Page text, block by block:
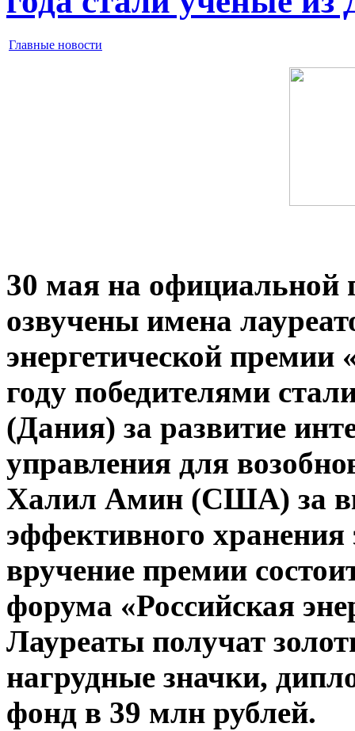
Главные новости
30 мая на официальной
озвучены имена
энергетической премии
году победителями
(Дания) за развитие
управления для
Халил Амин (США) за
эффективного хранения
вручение премии
форума «Российская
Лауреаты получат
нагрудные значки,
фонд в 39 млн рублей.